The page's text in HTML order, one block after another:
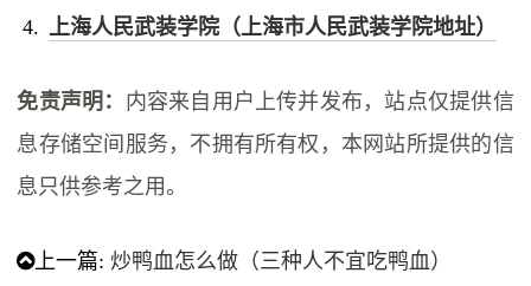
上海人民武装学院（上海市人民武装学院地址）
免责声明： 内容来自用户上传并发布，站点仅提供信
息存储空间服务，不拥有所有权，本网站所提供的信
息只供参考之用。
上一篇:炒鸭血怎么做（三种人不宜吃鸭血）